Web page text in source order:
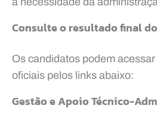
Consulte o resultado final do
Os candidatos podem
oficiais pelos links abaixo:
Gestão e Apoio Técnico-